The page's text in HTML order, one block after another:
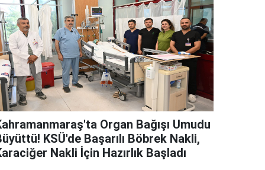
Organ Bağışı Umudu
KSÜ'de Başarılı Böbrek Nakli,
Nakli İçin Hazırlık Başladı